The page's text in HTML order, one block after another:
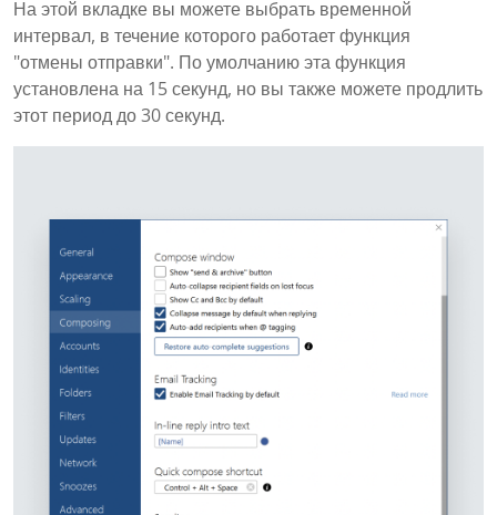
На этой вкладке вы можете выбрать временной
интервал, в течение которого работает функция
"отмены отправки". По умолчанию эта функция
установлена на 15 секунд, но вы также можете продлить
этот период до 30 секунд.